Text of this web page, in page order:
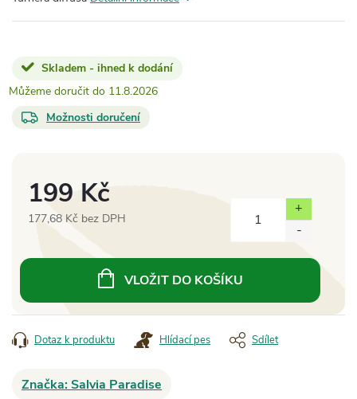
Skladem - ihned k dodání
11.8.2026
Možnosti doručení
199 Kč
177,68 Kč bez DPH
cena:
VLOŽIT DO KOŠÍKU
Dotaz k produktu Hlídací pes Sdílet
Značka:Salvia Paradise